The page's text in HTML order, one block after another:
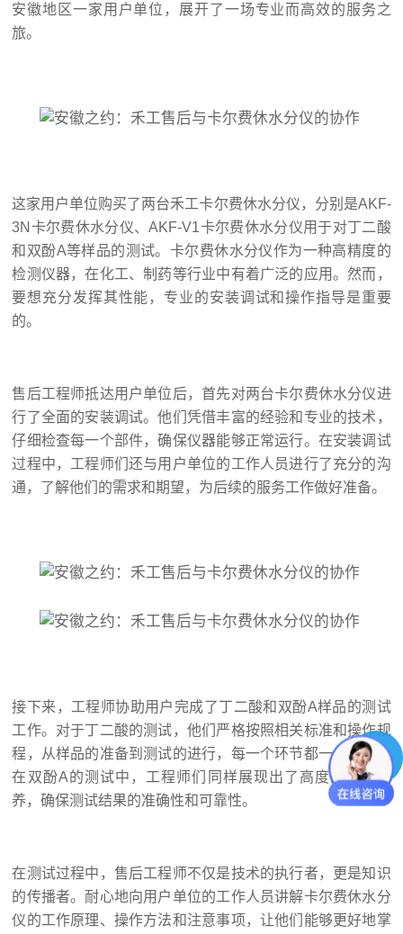
安徽地区一家用户单位，展开了一场专业而高效的服务之
旅。
这家用户单位购买了两台禾工卡尔费休水分仪，分别是AKF-
3N卡尔费休水分仪、AKF-V1卡尔费休水分仪用于对丁二酸
和双酚A等样品的测试。卡尔费休水分仪作为一种高精度的
检测仪器，在化工、制药等行业中有着广泛的应用。然而，
要想充分发挥其性能，专业的安装调试和操作指导是重要
的。
售后工程师抵达用户单位后，首先对两台卡尔费休水分仪进
行了全面的安装调试。他们凭借丰富的经验和专业的技术，
仔细检查每一个部件，确保仪器能够正常运行。在安装调试
过程中，工程师们还与用户单位的工作人员进行了充分的沟
通，了解他们的需求和期望，为后续的服务工作做好准备。
接下来，工程师协助用户完成了丁二酸和双酚A样品的测试
工作。对于丁二酸的测试，他们严格按照相关标准和操作规
程，从样品的准备到测试的进行，每一个环节都一丝不苟。
在双酚A的测试中，工程师们同样展现出了高度的专业素
养，确保测试结果的准确性和可靠性。
在测试过程中，售后工程师不仅是技术的执行者，更是知识
的传播者。耐心地向用户单位的工作人员讲解卡尔费休水分
仪的工作原理、操作方法和注意事项，让他们能够更好地掌